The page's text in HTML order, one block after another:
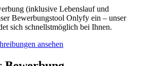
(inklusive Lebenslauf und
Bewerbungstool Onlyfy ein – unser
sich schnellstmöglich bei Ihnen.
ansehen